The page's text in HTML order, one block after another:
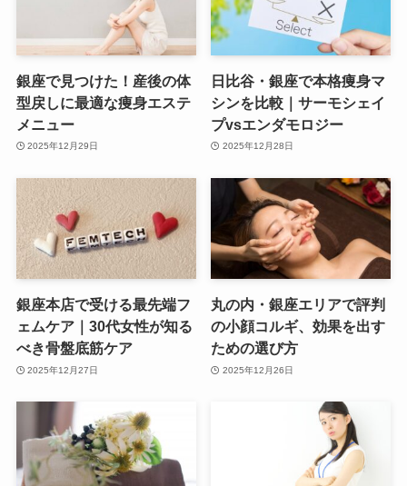
銀座で見つけた！産後の体
型戻しに最適な痩身エステ
メニュー
2025年12月29日
日比谷・銀座で本格痩身マ
シンを比較｜サーモシェイ
プvsエンダモロジー
2025年12月28日
銀座本店で受ける最先端フ
ェムケア｜30代女性が知る
べき骨盤底筋ケア
2025年12月27日
丸の内・銀座エリアで評判
の小顔コルギ、効果を出す
ための選び方
2025年12月26日